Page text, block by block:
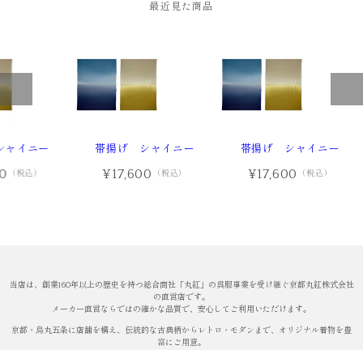
最近見た商品
イニー
（税込）
帯揚げ シャイニー
¥17,600 （税込）
帯揚げ シャイニー
¥17,600 （税込）
当店は、創業160年以上の歴史を持つ総合商社「丸紅」の呉服事業を受け継ぐ京都丸紅株式会社
の直営店です。
メーカー直営ならではの確かな品質で、安心してご利用いただけます。
京都・烏丸五条に店舗を構え、伝統的な古典柄からレトロ・モダンまで、オリジナル着物を豊
富にご用意。